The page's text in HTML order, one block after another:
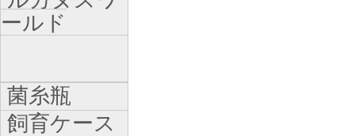
ールド
菌糸瓶
飼育ケース